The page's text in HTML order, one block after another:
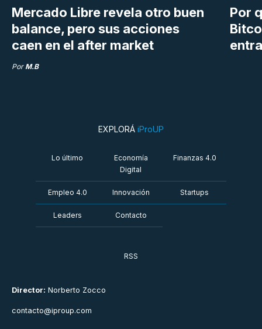
Mercado Libre revela otro buen
balance, pero sus acciones
caen en el after market
Por M.B
Por
Director: Norberto Zocco
contacto@iproup.com
EXPLORÁ iProUP
Lo último
Economía
Digital
Finanzas 4.0
Empleo 4.0 Innovación Startups
Leaders Contacto
RSS